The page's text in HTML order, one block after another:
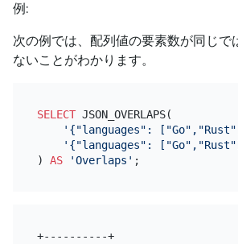
例:
次の例では、配列値の要素数が同じで
ないことがわかります。
SELECT JSON_OVERLAPS(
'{"languages":
'{"languages":
) AS 'Overlaps'
+----------+